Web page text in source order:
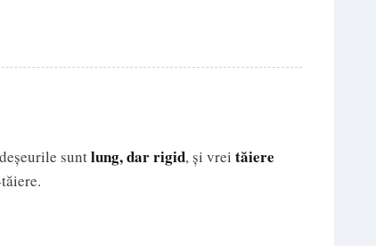
suntlung, dar rigid, și vrei tăiere